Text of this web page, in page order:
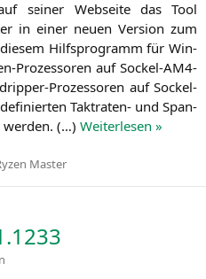
sei­ner Web­sei­te das Tool
in einer neu­en Ver­si­on zum
Hilfs­pro­gramm für Win­
Pro­zes­so­ren auf Sockel-AM4-
Pro­zes­so­ren auf Sockel-
Takt­ra­ten- und Span­
wer­den. (…) Wei­ter­le­sen »
Master